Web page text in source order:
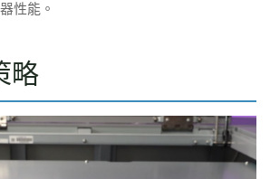
性能。
略